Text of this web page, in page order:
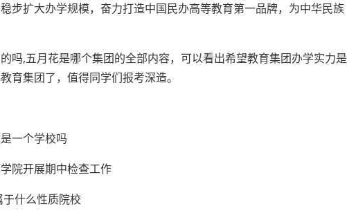
步扩大办学规模，奋力打造中国民办高等教育第一品牌，为中华民族
吗,五月花是哪个集团的全部内容，可以看出希望教育集团办学实力是
育集团了，值得同学们报考深造。
一个学校吗
院开展期中检查工作
什么性质院校